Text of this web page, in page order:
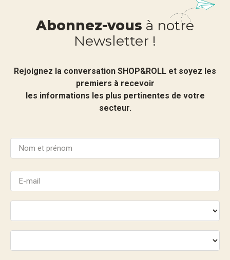
Abonnez-vous à notre
Newsletter !
Rejoignez la conversation SHOP&ROLL et soyez les
premiers à recevoir
les informations les plus pertinentes de votre
secteur.